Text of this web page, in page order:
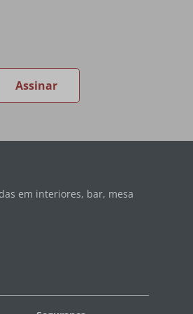
Assinar
em interiores, bar, mesa